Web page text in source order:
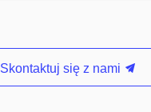
Skontaktuj się z nami